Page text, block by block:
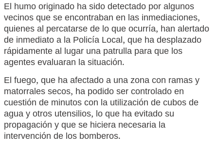
El humo originado ha sido detectado por algunos
vecinos que se encontraban en las inmediaciones,
quienes al percatarse de lo que ocurría, han alertado
de inmediato a la Policía Local, que ha desplazado
rápidamente al lugar una patrulla para que los
agentes evaluaran la situación.
El fuego, que ha afectado a una zona con ramas y
matorrales secos, ha podido ser controlado en
cuestión de minutos con la utilización de cubos de
agua y otros utensilios, lo que ha evitado su
propagación y que se hiciera necesaria la
intervención de los bomberos.